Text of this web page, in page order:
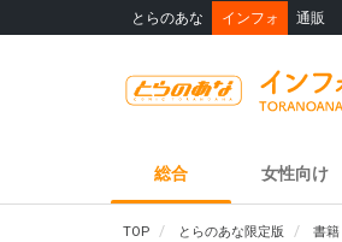
とらのあな インフォ 通販
総合 女性向け
TOP とらのあな限定版 書籍